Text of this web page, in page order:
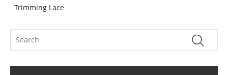
Trimming Lace